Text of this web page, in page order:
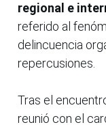
regional e
referido al
delincuencia
repercusiones.
Tras el
reunió con el